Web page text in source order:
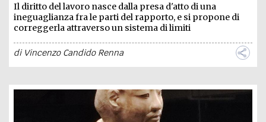
Il diritto del lavoro nasce dalla presa d'atto di una
ineguaglianza fra le parti del rapporto, e si propone di
correggerla attraverso un sistema di limiti
di Vincenzo Candido Renna